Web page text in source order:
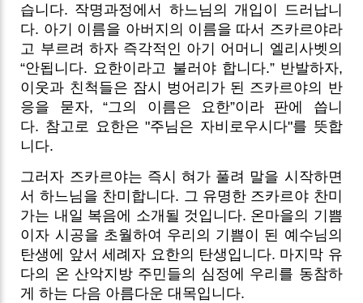
습니다. 작명과정에서 하느님의 개입이 드러납니
다. 아기 이름을 아버지의 이름을 따서 즈카르야라
고 부르려 하자 즉각적인 아기 어머니 엘리사벳의
“안됩니다. 요한이라고 불러야 합니다.” 반발하자,
이웃과 친척들은 잠시 벙어리가 된 즈카르야의 반
응을 묻자, “그의 이름은 요한”이라 판에 씁니
다. 참고로 요한은 "주님은 자비로우시다"를 뜻합
니다.
그러자 즈카르야는 즉시 혀가 풀려 말을 시작하면
서 하느님을 찬미합니다. 그 유명한 즈카르야 찬미
가는 내일 복음에 소개될 것입니다. 온마을의 기쁨
이자 시공을 초월하여 우리의 기쁨이 된 예수님의
탄생에 앞서 세례자 요한의 탄생입니다. 마지막 유
다의 온 산악지방 주민들의 심정에 우리를 동참하
게 하는 다음 아름다운 대목입니다.